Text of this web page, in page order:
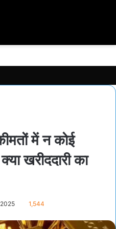
में न कोई
खरीददारी का
1,544